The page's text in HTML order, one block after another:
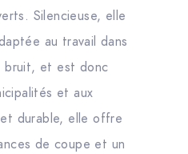
Silencieuse, elle
au travail dans
bruit, et est donc
et aux
durable, elle offre
de coupe et un